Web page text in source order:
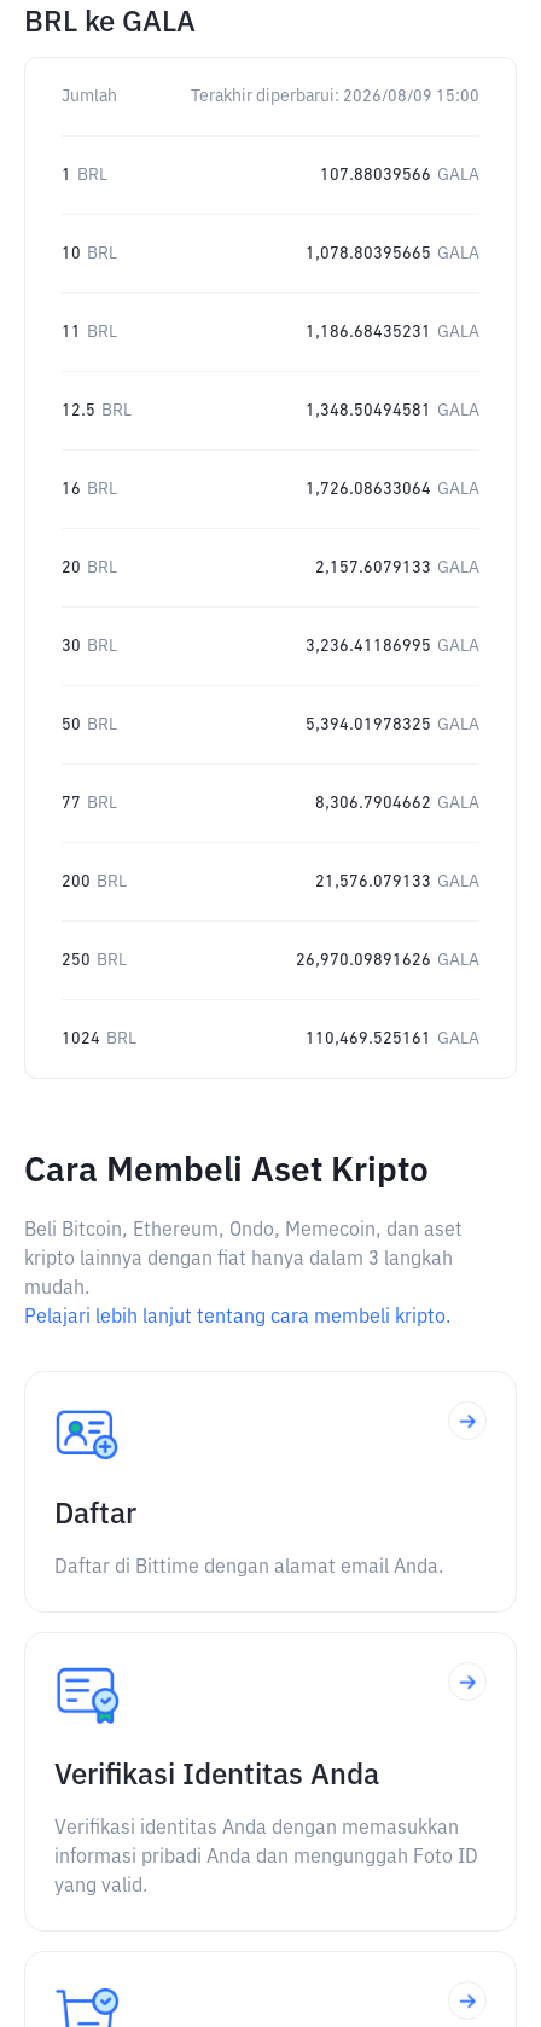
BRL ke GALA
Jumlah Terakhir diperbarui: 2026/08/09 15:00
1 BRL 107.88039566 GALA
10 BRL 1,078.80395665 GALA
11 BRL 1,186.68435231 GALA
12.5 BRL 1,348.50494581 GALA
16 BRL 1,726.08633064 GALA
20 BRL 2,157.6079133 GALA
30 BRL 3,236.41186995 GALA
50 BRL 5,394.01978325 GALA
77 BRL 8,306.7904662 GALA
200 BRL 21,576.079133 GALA
250 BRL 26,970.09891626 GALA
1024 BRL 110,469.525161 GALA
Cara Membeli Aset Kripto
Beli Bitcoin, Ethereum, Ondo, Memecoin, dan aset
kripto lainnya dengan fiat hanya dalam 3 langkah
mudah.
Pelajari lebih lanjut tentang cara membeli kripto.
Daftar
Daftar di Bittime dengan alamat email Anda.
Verifikasi Identitas Anda
Verifikasi identitas Anda dengan memasukkan
informasi pribadi Anda dan mengunggah Foto ID
yang valid.